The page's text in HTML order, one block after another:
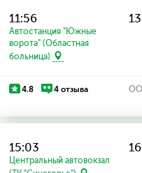
11:56
Автостанция "Южные
ворота" (Областная
больница)
4.8 4 отзыва
15:03
Центральный автовокзал